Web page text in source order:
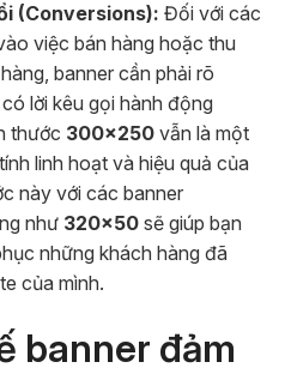
(Conversions): Đối với các
việc bán hàng hoặc thu
banner cần phải rõ
lời kêu gọi hành động
thước 300×250 vẫn là một
linh hoạt và hiệu quả của
này với các banner
như 320×50 sẽ giúp bạn
những khách hàng đã
của mình.
banner đảm